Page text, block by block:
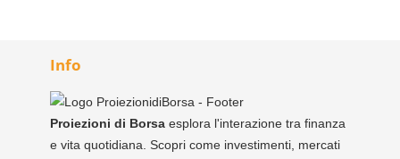
Info
Proiezioni di Borsa esplora l'interazione tra finanza
e vita quotidiana. Scopri come investimenti, mercati